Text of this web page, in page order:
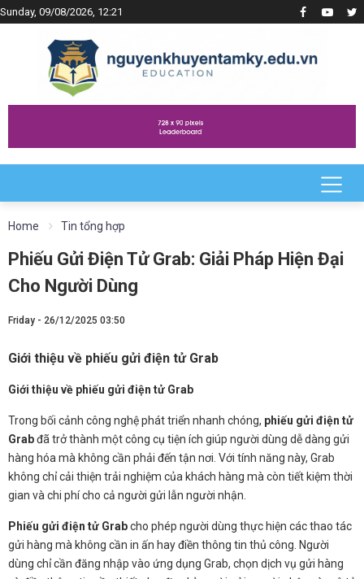
Sunday, 09/08/2026, 12:21
Home Tin tổng hợp
Phiếu Gửi Điện Tử Grab: Giải Pháp Hiện Đại
Cho Người Dùng
Friday - 26/12/2025 03:50
Giới thiệu về phiếu gửi điện tử Grab
Giới thiệu về phiếu gửi điện tử Grab
Trong bối cảnh công nghệ phát triển nhanh chóng, phiếu gửi điện tử
Grabđã trở thành một công cụ tiện ích giúp người dùng dễ dàng gửi
hàng hóa mà không cần phải đến tận nơi. Với tính năng này, Grab
không chỉ cải thiện trải nghiệm của khách hàng mà còn tiết kiệm thời
gian và chi phí cho cả người gửi lẫn người nhận.
Phiếu gửi điện tử Grabcho phép người dùng thực hiện các thao tác
gửi hàng mà không cần in ấn hay điền thông tin thủ công. Người
dùng chỉ cần đăng nhập vào ứng dụng Grab, chọn dịch vụ gửi hàng